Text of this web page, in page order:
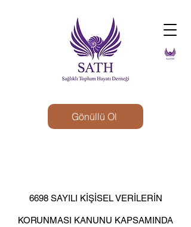
Gönüllü Ol
6698 SAYILI KİŞİSEL VERİLERİN
KORUNMASI KANUNU KAPSAMINDA